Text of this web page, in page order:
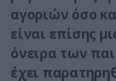
αγοριών όσο
είναι επίσης
όνειρα των
έχει